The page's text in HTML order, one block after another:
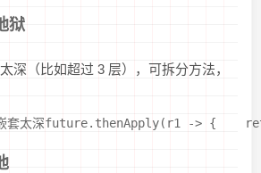
狱
深（比如超过 3 层），可拆分方法，
嵌套太深future.thenApply(r1 -> {